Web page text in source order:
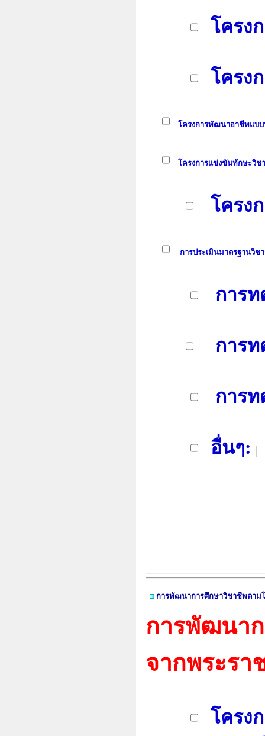
โครง
โครง
โครงการพัฒนาอาชีพแบบ
โครงการแข่งขันทักษะวิช
โครง
การประเมินมาตรฐานวิช
การท
การ
การท
อื่นๆ:
การพัฒนาการศึกษาวิชาชีพตาม
การพัฒนา
จากพระรา
โครง